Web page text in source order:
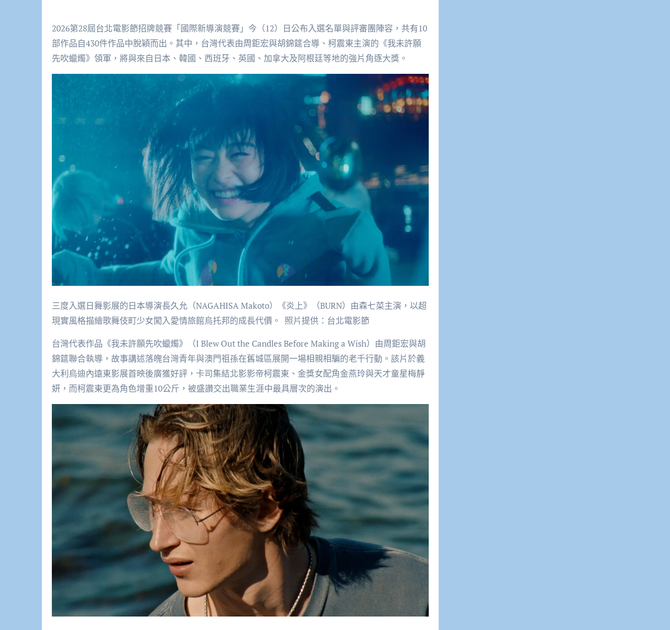
2026第28屆台北電影節招牌競賽「國際新導演競賽」今（12）日公布入選名單與評審團陣容，共有10
部作品自430件作品中脫穎而出。其中，台灣代表由周鉅宏與胡錦筵合導、柯震東主演的《我未許願
先吹蠟燭》領軍，將與來自日本、韓國、西班牙、英國、加拿大及阿根廷等地的強片角逐大獎。
三度入選日舞影展的日本導演長久允（NAGAHISA Makoto）《炎上》（BURN）由森七菜主演，以超
現實風格描繪歌舞伎町少女闖入愛情旅館烏托邦的成長代價。 照片提供：台北電影節
台灣代表作品《我未許願先吹蠟燭》（I Blew Out the Candles Before Making a Wish）由周鉅宏與胡
錦筵聯合執導，故事講述落魄台灣青年與澳門祖孫在舊城區展開一場相親相騙的老千行動。該片於義
大利烏迪內遠東影展首映後廣獲好評，卡司集結北影影帝柯震東、金獎女配角金燕玲與天才童星梅靜
妍，而柯震東更為角色增重10公斤，被盛讚交出職業生涯中最具層次的演出。